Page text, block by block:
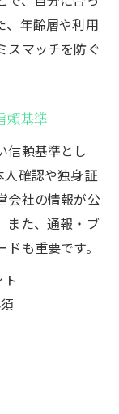
、年齢層や利用
スマッチを防ぐ
頼基準
信頼基準とし
人確認や独身証
会社の情報が公
また、通報・ブ
も重要です。